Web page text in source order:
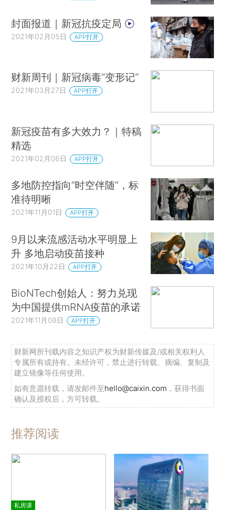
封面报道｜新冠抗疫定局
2021年02月05日 APP打开
财新周刊｜新冠病毒“变形记”
2021年03月27日 APP打开
新冠疫苗有多大效力？｜特稿
精选
2021年02月06日 APP打开
多地防控指向“时空伴随”，标
准待明晰
2021年11月01日 APP打开
9月以来流感活动水平明显上
升 多地启动疫苗接种
2021年10月22日 APP打开
BioNTech创始人：努力兑现
为中国提供mRNA疫苗的承诺
2021年11月08日 APP打开
财新网所刊载内容之知识产权为财新传媒及/或相关权利人
专属所有或持有。未经许可，禁止进行转载、摘编、复制及
建立镜像等任何使用。
如有意愿转载，请发邮件至hello@caixin.com ，获得书面
确认及授权后，方可转载。
推荐阅读
私房课